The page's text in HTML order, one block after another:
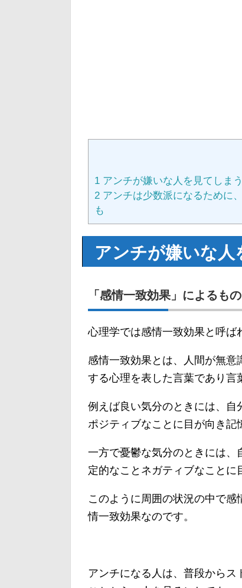
1 アンチが嫌いな人を見てしま
2 アンチは少数派になるために
も
アンチが嫌いな人
「感情一致効果」によるもの
心理学では感情一致効果と呼ば
感情一致効果とは、人間が無意
する心理を表した言葉であり言
例えば良い気分のときには、自
ポジティブなことに目が向き記
一方で憂鬱な気分のときには
定的なことネガティブなことに
このように周囲の状況の中で
情一致効果なのです。
アンチになる人は、普段から